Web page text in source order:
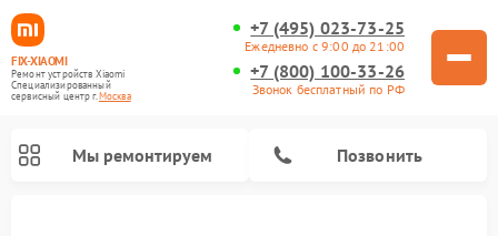
FIX-XIAOMI
Ремонт устройств Xiaomi
Специализированный
cервисный центр г.Москва
+7 (495) 023-73-25
Ежедневно с 9:00 до 21:00
+7 (800) 100-33-26
Звонок бесплатный по РФ
Мы ремонтируем Позвонить